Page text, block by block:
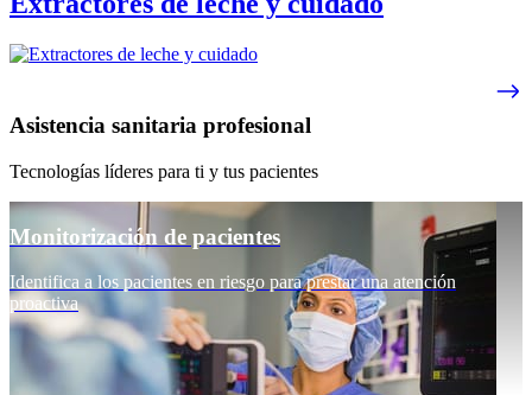
Asistencia sanitaria profesional
Tecnologías líderes para ti y tus pacientes
Monitorización de pacientes
Identifica a los pacientes en riesgo para prestar una atención
proactiva